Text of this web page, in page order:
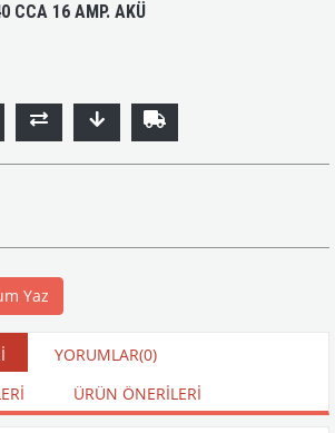
CCA 16 AMP. AKÜ
Yaz
YORUMLAR(0)
ÜRÜN ÖNERILERI